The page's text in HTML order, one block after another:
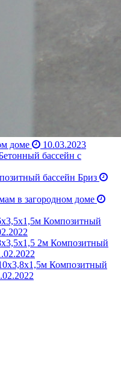
доме
10.03.2023
бассейн с
бассейн Бриз
в загородном доме
Композитный
Композитный
Композитный